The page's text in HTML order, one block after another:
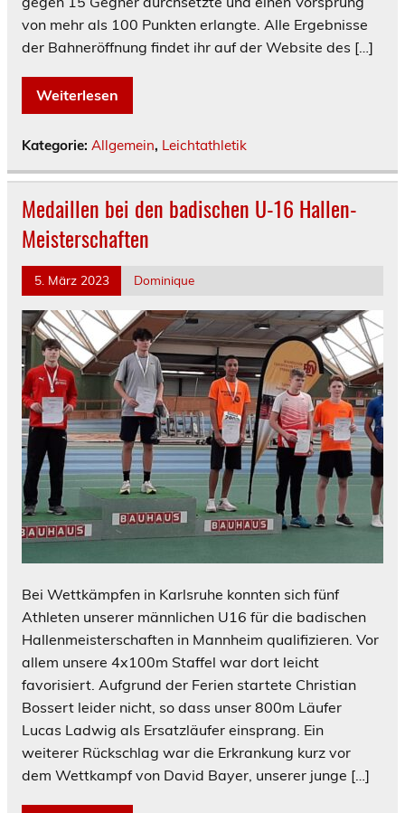
von mehr als 100 Punkten erlangte. Alle Ergebnisse
der Bahneröffnung findet ihr auf der Website des […]
Weiterlesen
Kategorie: Allgemein, Leichtathletik
Medaillen bei den badischen U-16 Hallen-
Meisterschaften
5. März 2023 Dominique
Bei Wettkämpfen in Karlsruhe konnten sich fünf
Athleten unserer männlichen U16 für die badischen
Hallenmeisterschaften in Mannheim qualifizieren. Vor
allem unsere 4x100m Staffel war dort leicht
favorisiert. Aufgrund der Ferien startete Christian
Bossert leider nicht, so dass unser 800m Läufer
Lucas Ladwig als Ersatzläufer einsprang. Ein
weiterer Rückschlag war die Erkrankung kurz vor
dem Wettkampf von David Bayer, unserer junge […]